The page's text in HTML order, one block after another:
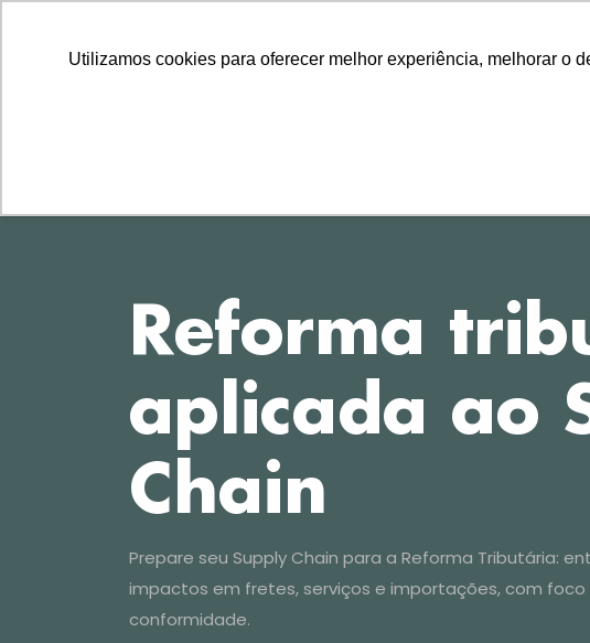
Utilizamos cookies para oferecer melhor experiência, melhorar o
LLLLLL